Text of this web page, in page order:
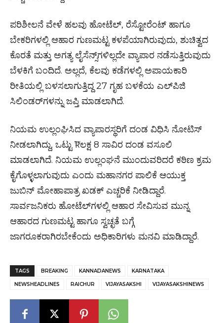
ಪರಿಶೀಲನೆ ವೇಳೆ ಹಲವು ಹೋಟೆಲ್‌, ರೆಸ್ಟೋರೆಂಟ್‌ ಹಾಗೂ
ಬೇಕರಿಗಳಲ್ಲಿ ಆಹಾರ ಗುಣಮಟ್ಟ ಕಳಪೆಯಾಗಿರುವುದು, ಶುಚಿತ್ವದ
ಕೊರತೆ ಮತ್ತು ಅಗತ್ಯ ಲೈಸೆನ್ಸ್‌ಗಳಿಲ್ಲದೇ ವ್ಯಾಪಾರ ನಡೆಸುತ್ತಿರುವುದು
ಬೆಳಕಿಗೆ ಬಂದಿದೆ. ಅಲ್ಲದೆ, ಕೆಲವು ಕಡೆಗಳಲ್ಲಿ ಅಪಾಯಕಾರಿ
ರೀತಿಯಲ್ಲಿ ಬಳಸಲಾಗುತ್ತಿದ್ದ 27 ಗೃಹ ಬಳಕೆಯ ಎಲ್‌ಪಿಜಿ
ಸಿಲಿಂಡರ್‌ಗಳನ್ನು ಜಪ್ತಿ ಮಾಡಲಾಗಿದೆ.
ನಿಯಮ ಉಲ್ಲಂಘಿಸಿದ ವ್ಯಾಪಾರಸ್ಥರಿಗೆ ದಂಡ ವಿಧಿಸಿ ನೋಟಿಸ್‌
ನೀಡಲಾಗಿದ್ದು, ಒಟ್ಟು ₹1 ಲಕ್ಷ 8 ಸಾವಿರ ದಂಡ ವಸೂಲಿ
ಮಾಡಲಾಗಿದೆ. ನಿಯಮ ಉಲ್ಲಂಘನೆ ಮುಂದುವರಿದರೆ ಕಠಿಣ ಕ್ರಮ
ಕೈಗೊಳ್ಳಲಾಗುವುದು ಎಂದು ಮಹಾನಗರ ಪಾಲಿಕೆ ಆಯುಕ್ತ
ಜುಬಿನ್ ಮೋಹಾಪಾತ್ರ ಖಡಕ್ ಎಚ್ಚರಿಕೆ ನೀಡಿದ್ದಾರೆ.
ಸಾರ್ವಜನಿಕರು ಹೋಟೆಲ್‌ಗಳಲ್ಲಿ ಆಹಾರ ಸೇವಿಸುವ ಮುನ್ನ
ಆಹಾರದ ಗುಣಮಟ್ಟ ಹಾಗೂ ಸ್ವಚ್ಛತೆ ಬಗ್ಗೆ
ಜಾಗರೂಕರಾಗಿರಬೇಕೆಂದು ಅಧಿಕಾರಿಗಳು ಮನವಿ ಮಾಡಿದ್ದಾರೆ.
TAGS BREAKING KANNADANEWS KARNATAKA
NEWSHEADLINES RAICHUR VIJAYASAKSHI VIJAYASAKSHINEWS